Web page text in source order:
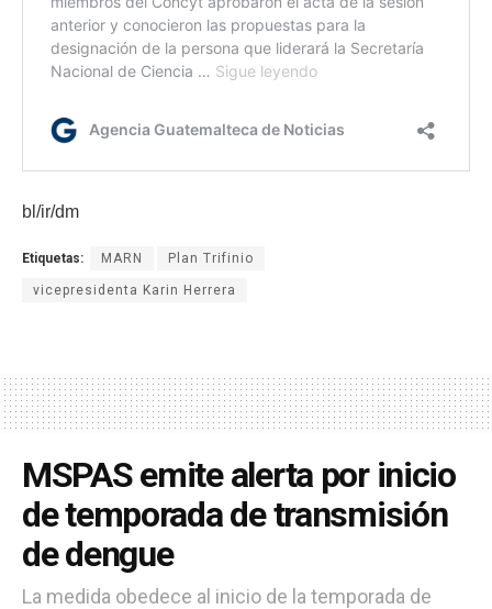
bl/ir/dm
Etiquetas: MARN Plan Trifinio
vicepresidenta Karin Herrera
MSPAS emite alerta por inicio
de temporada de transmisión
de dengue
La medida obedece al inicio de la temporada de